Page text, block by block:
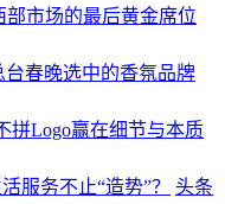
部市场的最后黄金席位
台春晚选中的香氛品牌
拼Logo赢在细节与本质
服务不止“造势”？
头条